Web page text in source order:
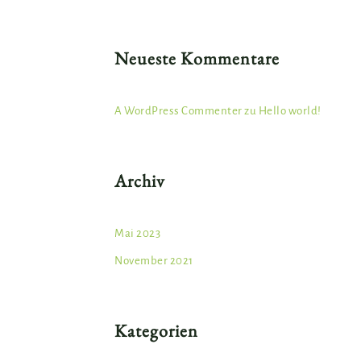
Neueste Kommentare
A WordPress Commenter zu Hello world!
Archiv
Mai 2023
November 2021
Kategorien